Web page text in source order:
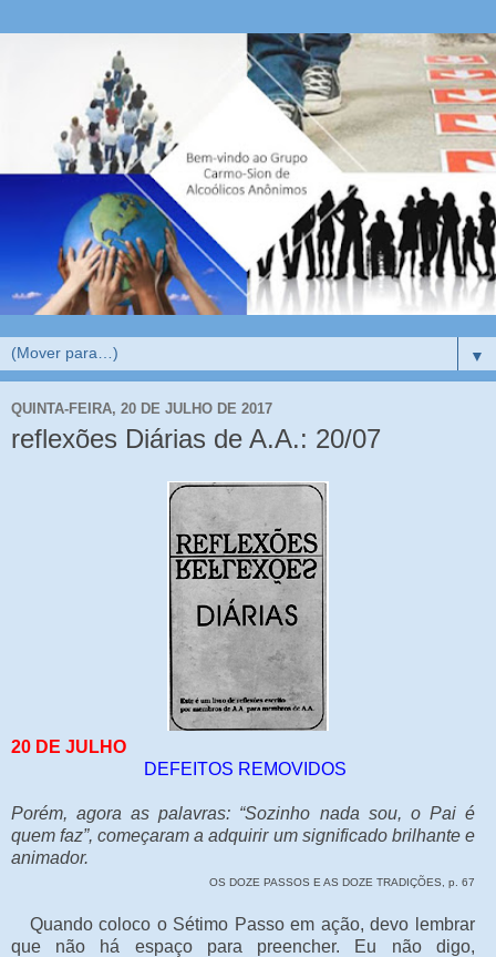
▼
QUINTA-FEIRA, 20 DE JULHO DE 2017
reflexões Diárias de A.A.: 20/07
20 DE JULHO
DEFEITOS REMOVIDOS
Porém, agora as palavras: “Sozinho nada sou, o Pai é
quem faz”, começaram a adquirir um significado brilhante e
animador.
OS DOZE PASSOS E AS DOZE TRADIÇÕES, p. 67
Quando coloco o Sétimo Passo em ação, devo lembrar
que não há espaço para preencher. Eu não digo,